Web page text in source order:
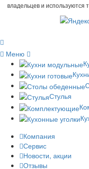
владельцев и используются
Меню
Стулья
Компания
Сервис
Новости, акции
Отзывы